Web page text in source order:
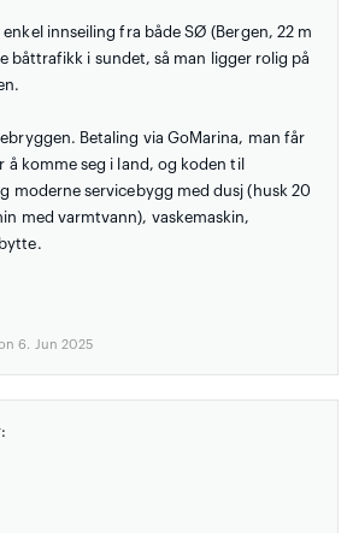
innseiling fra både SØ (Bergen, 22 m
båttrafikk i sundet, så man ligger rolig på
Betaling via GoMarina, man får
komme seg i land, og koden til
moderne servicebygg med dusj (husk 20
med varmtvann), vaskemaskin,
6. Jun 2025